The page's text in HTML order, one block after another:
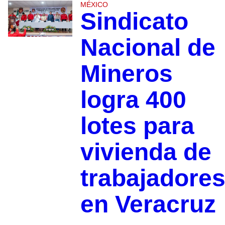
MÉXICO
Sindicato
Nacional de
Mineros
logra 400
lotes para
vivienda de
trabajadores
en Veracruz